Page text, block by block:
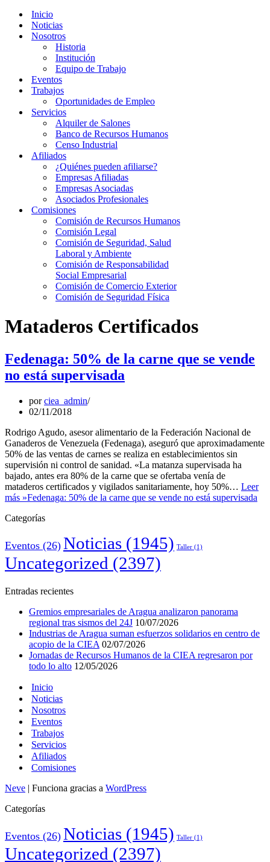
Inicio
Noticias
Nosotros
Historia
Institución
Equipo de Trabajo
Eventos
Trabajos
Oportunidades de Empleo
Servicios
Alquiler de Salones
Banco de Recursos Humanos
Censo Industrial
Afiliados
¿Quiénes pueden afiliarse?
Empresas Afiliadas
Empresas Asociadas
Asociados Profesionales
Comisiones
Comisión de Recursos Humanos
Comisión Legal
Comisión de Seguridad, Salud
Laboral y Ambiente
Comisión de Responsabilidad
Social Empresarial
Comisión de Comercio Exterior
Comisión de Seguridad Física
Mataderos Certificados
Fedenaga: 50% de la carne que se vende
no está supervisada
porciea_admin
02/11/2018
Rodrigo Agudo, asesor alimentario de la Federación Nacional de
Ganaderos de Venezuela (Fedenaga), aseguró que aproximadamente
50% de las ventas de carnes se realiza en establecimientos sin
supervisión ni control de sanidad. «La matanza supervisada ha
bajado, antes era 80% de la carne que se ofertaba venía de
mataderos certificados y vigilados sanitariamente, hoy 50%… Leer
más »Fedenaga: 50% de la carne que se vende no está supervisada
Categorías
Eventos (26) Noticias (1945) Taller (1)
Uncategorized (2397)
Entradas recientes
Gremios empresariales de Aragua analizaron panorama
regional tras sismos del 24J 10/07/2026
Industrias de Aragua suman esfuerzos solidarios en centro de
acopio de la CIEA 02/07/2026
Jornadas de Recursos Humanos de la CIEA regresaron por
todo lo alto 12/05/2026
Inicio
Noticias
Nosotros
Eventos
Trabajos
Servicios
Afiliados
Comisiones
Neve | Funciona gracias a WordPress
Categorías
Eventos (26) Noticias (1945) Taller (1)
Uncategorized (2397)